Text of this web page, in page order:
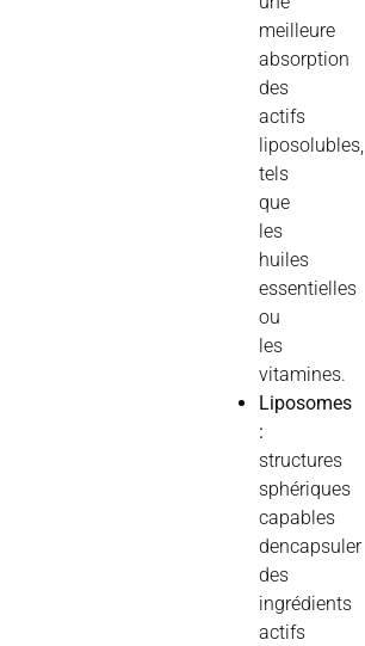
meilleure
absorption
des
actifs
liposolubles,
tels
que
les
huiles
essentielles
ou
les
vitamines.
Liposomes
:
structures
sphériques
capables
dencapsuler
des
ingrédients
actifs